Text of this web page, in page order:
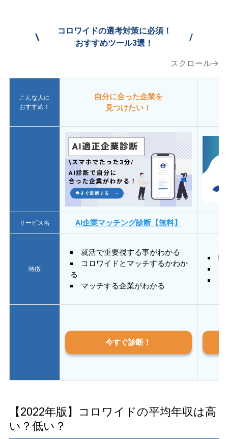
\
コロワイドの選考対策に必須！
おすすめツール3選！
/
スクロール→
こんな人に
おすすめ！
自分に合った企業を
見つけたい！
サービス名 AI企業マッチング診断【無料】
特徴
就活で重要視する事がわかる
コロワイドとマッチするかわか
る
マッチする企業がわかる
質
今すぐ診断！
【2022年版】コロワイドの平均年収は高
い？低い？